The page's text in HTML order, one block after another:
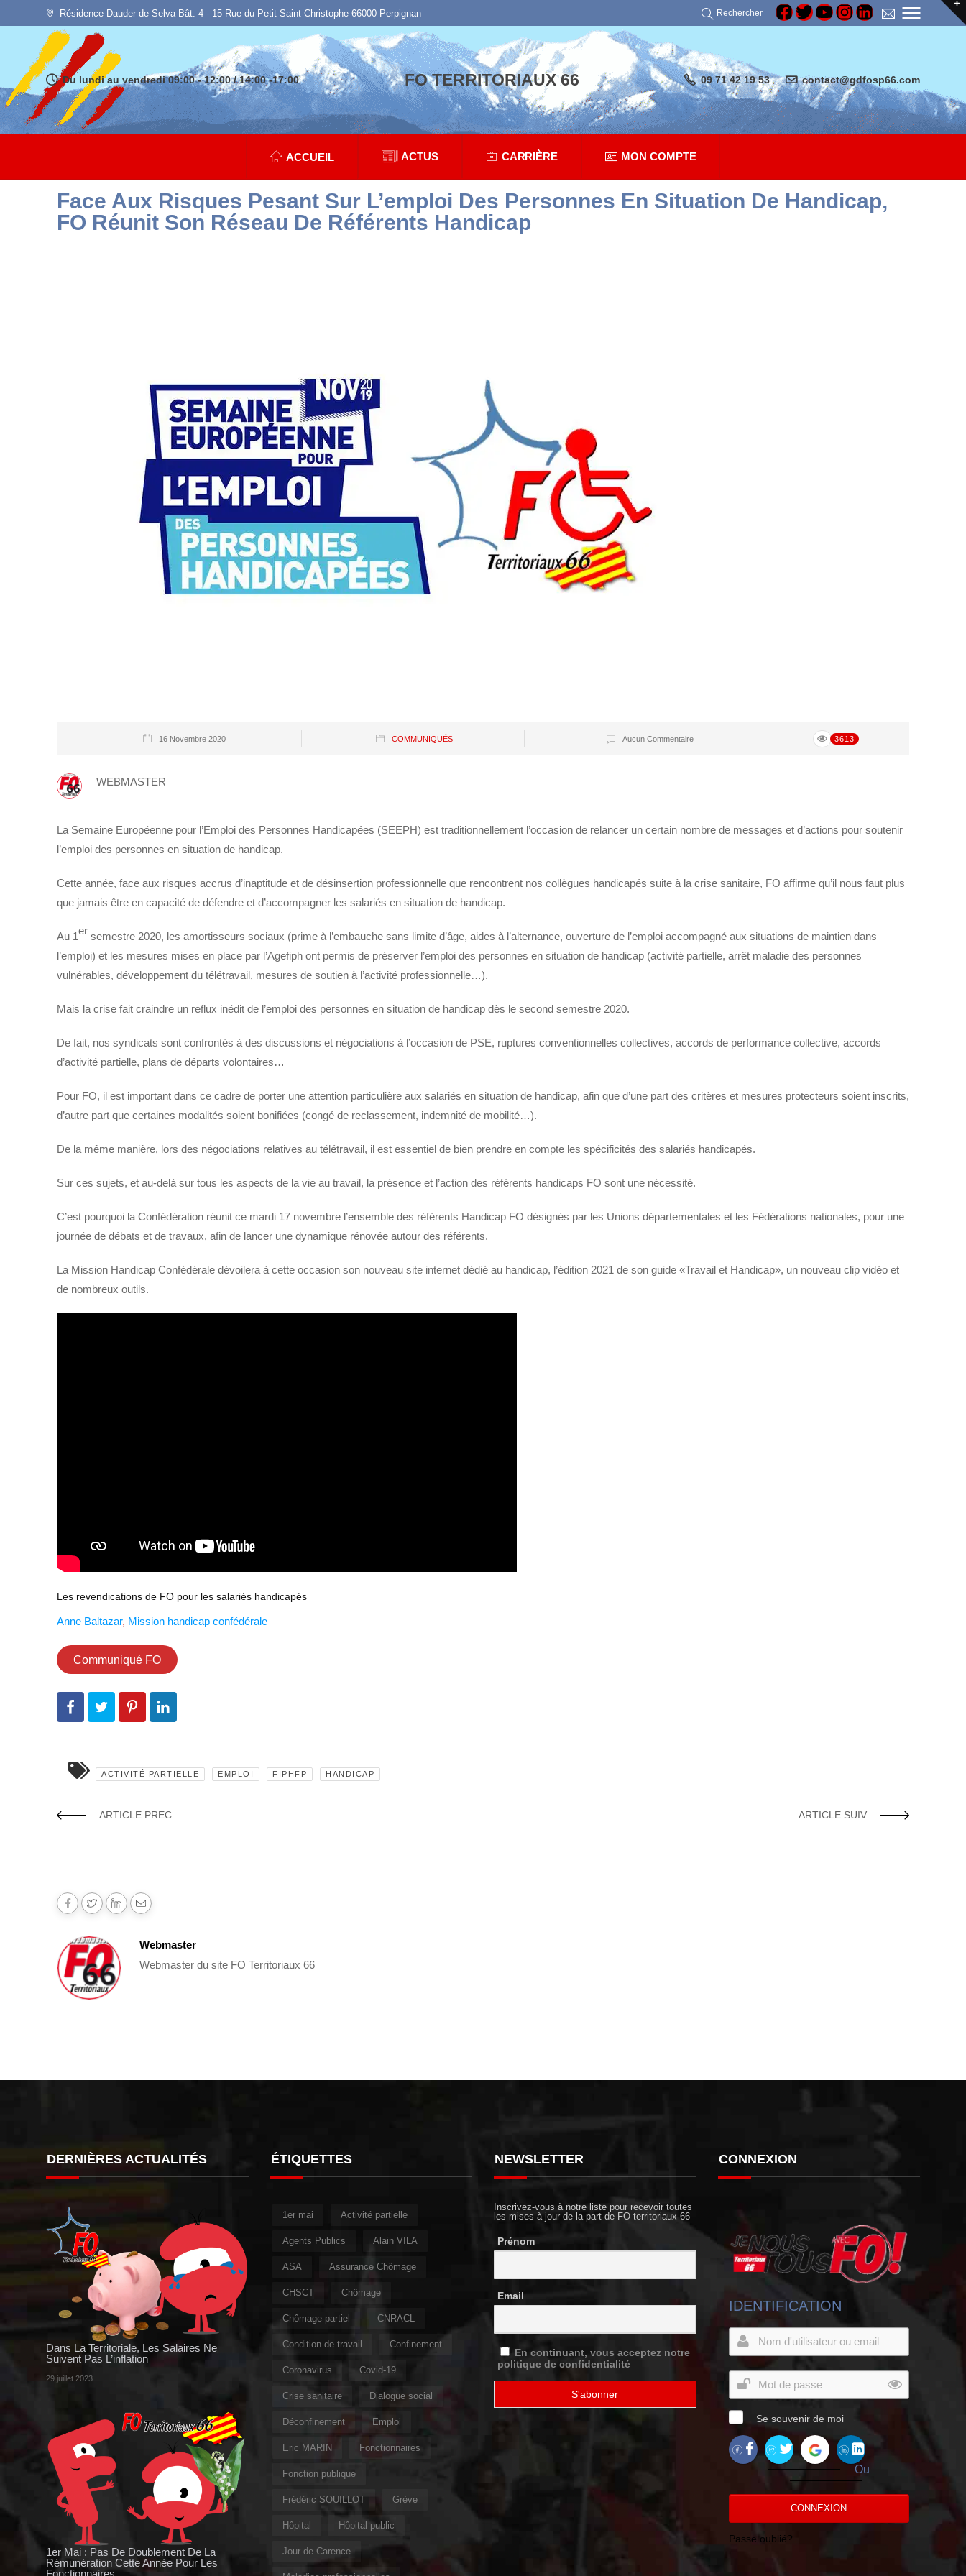
Résidence Dauder de Selva Bât. 4 - 15 Rue du Petit Saint-Christophe 66000 Perpignan Rechercher
Du lundi au vendredi 09:00 - 12:00 / 14:00 -17:00 FO TERRITORIAUX 66 09 71 42 19 53 contact@gdfosp66.com
ACCUEIL ACTUS CARRIÈRE MON COMPTE
Face Aux Risques Pesant Sur L’emploi Des Personnes En Situation De Handicap,
FO Réunit Son Réseau De Référents Handicap
16 Novembre 2020 COMMUNIQUÉS Aucun Commentaire 3613
WEBMASTER
La Semaine Européenne pour l’Emploi des Personnes Handicapées (SEEPH) est traditionnellement l’occasion de relancer un certain nombre de messages et d’actions pour soutenir
l’emploi des personnes en situation de handicap.
Cette année, face aux risques accrus d’inaptitude et de désinsertion professionnelle que rencontrent nos collègues handicapés suite à la crise sanitaire, FO affirme qu’il nous faut plus
que jamais être en capacité de défendre et d’accompagner les salariés en situation de handicap.
Au 1er semestre 2020, les amortisseurs sociaux (prime à l’embauche sans limite d’âge, aides à l’alternance, ouverture de l’emploi accompagné aux situations de maintien dans
l’emploi) et les mesures mises en place par l’Agefiph ont permis de préserver l’emploi des personnes en situation de handicap (activité partielle, arrêt maladie des personnes
vulnérables, développement du télétravail, mesures de soutien à l’activité professionnelle…).
Mais la crise fait craindre un reflux inédit de l’emploi des personnes en situation de handicap dès le second semestre 2020.
De fait, nos syndicats sont confrontés à des discussions et négociations à l’occasion de PSE, ruptures conventionnelles collectives, accords de performance collective, accords
d’activité partielle, plans de départs volontaires…
Pour FO, il est important dans ce cadre de porter une attention particulière aux salariés en situation de handicap, afin que d’une part des critères et mesures protecteurs soient inscrits,
d’autre part que certaines modalités soient bonifiées (congé de reclassement, indemnité de mobilité…).
De la même manière, lors des négociations relatives au télétravail, il est essentiel de bien prendre en compte les spécificités des salariés handicapés.
Sur ces sujets, et au-delà sur tous les aspects de la vie au travail, la présence et l’action des référents handicaps FO sont une nécessité.
C’est pourquoi la Confédération réunit ce mardi 17 novembre l’ensemble des référents Handicap FO désignés par les Unions départementales et les Fédérations nationales, pour une
journée de débats et de travaux, afin de lancer une dynamique rénovée autour des référents.
La Mission Handicap Confédérale dévoilera à cette occasion son nouveau site internet dédié au handicap, l’édition 2021 de son guide «Travail et Handicap», un nouveau clip vidéo et
de nombreux outils.
Les revendications de FO pour les salariés handicapés
Anne Baltazar, Mission handicap confédérale
Communiqué FO
ACTIVITÉ PARTIELLE EMPLOI FIPHFP HANDICAP
ARTICLE PREC ARTICLE SUIV
Webmaster
Webmaster du site FO Territoriaux 66
DERNIÈRES ACTUALITÉS
Dans La Territoriale, Les Salaires Ne
Suivent Pas L’inflation
29 juillet 2023
1er Mai : Pas De Doublement De La
Rémunération Cette Année Pour Les
Fonctionnaires
ÉTIQUETTES
1er mai Activité partielle
Agents Publics Alain VILA
ASA Assurance Chômage
CHSCT Chômage
Chômage partiel CNRACL
Condition de travail Confinement
Coronavirus Covid-19
Crise sanitaire Dialogue social
Déconfinement Emploi
Eric MARIN Fonctionnaires
Fonction publique
Frédéric SOUILLOT Grève
Hôpital Hôpital public
Jour de Carence
NEWSLETTER
Inscrivez-vous à notre liste pour recevoir toutes
les mises à jour de la part de FO territoriaux 66
Prénom
Email
En continuant, vous acceptez notre
politique de confidentialité
CONNEXION
IDENTIFICATION
Se souvenir de moi
Ou
CONNEXION
Passe oublié?